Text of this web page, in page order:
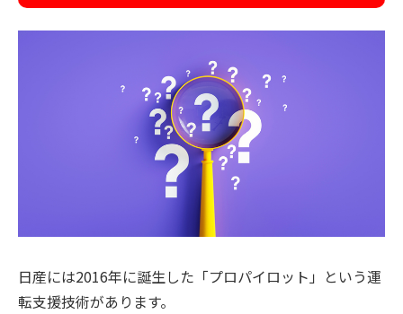
日産には2016年に誕生した「プロパイロット」という運
転支援技術があります。